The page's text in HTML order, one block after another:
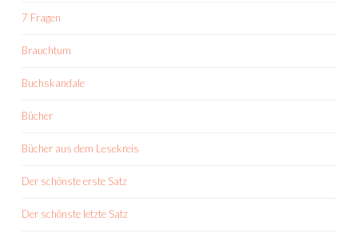
7 Fragen
Brauchtum
Buchskandale
Bücher
Bücher aus dem Lesekreis
Der schönste erste Satz
Der schönste letzte Satz